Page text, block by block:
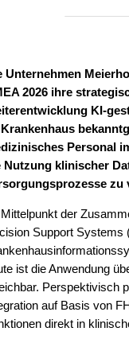
Unternehmen
2026 ihre
KI-
Personal
Nutzung klinischer
zu
der
Support Systems
ist die Anwendung
Perspektivisch
auf Basis von
direkt in